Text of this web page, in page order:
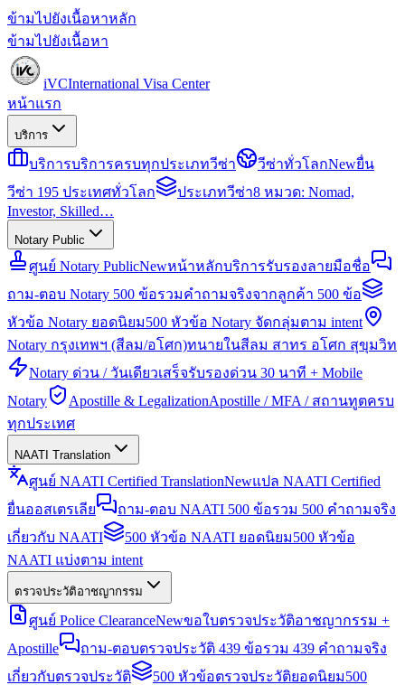
ข้ามไปยังเนื้อหาหลัก
ข้ามไปยังเนื้อหา
iVCInternational Visa Center
หน้าแรก
บริการ
บริการบริการครบทุกประเภทวีซ่า วีซ่าทั่วโลกNewยื่น
วีซ่า 195 ประเทศทั่วโลก
ประเภทวีซ่า8 หมวด: Nomad,
Investor, Skilled…
Notary Public
ศูนย์ Notary PublicNewหน้าหลักบริการรับรองลายมือชื่อ
ถาม-ตอบ Notary 500 ข้อรวมคำถามจริงจากลูกค้า 500 ข้อ
หัวข้อ Notary ยอดนิยม500 หัวข้อ Notary จัดกลุ่มตาม intent
Notary กรุงเทพฯ (สีลม/อโศก)ทนายในสีลม สาทร อโศก สุขุมวิท
Notary ด่วน / วันเดียวเสร็จรับรองด่วน 30 นาที + Mobile
Notary
Apostille & LegalizationApostille / MFA / สถานทูตครบ
ทุกประเทศ
NAATI Translation
ศูนย์ NAATI Certified TranslationNewแปล NAATI Certified
ยื่นออสเตรเลีย
ถาม-ตอบ NAATI 500 ข้อรวม 500 คำถามจริง
เกี่ยวกับ NAATI
500 หัวข้อ NAATI ยอดนิยม500 หัวข้อ
NAATI แบ่งตาม intent
ตรวจประวัติอาชญากรรม
ศูนย์ Police ClearanceNewขอใบตรวจประวัติอาชญากรรม +
Apostille
ถาม-ตอบตรวจประวัติ 439 ข้อรวม 439 คำถามจริง
เกี่ยวกับตรวจประวัติ
500 หัวข้อตรวจประวัติยอดนิยม500